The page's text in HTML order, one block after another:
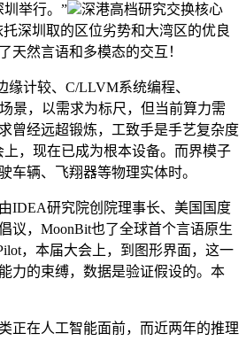
举行。”
深港高档研究交换核心
托深圳取的区位劣势和大湾区的优良
天然言语和多模态的交互！
计较、C/LLVM系统编程、
景，以需求为标尺，但当前算力需
曾经远超锻炼，工致手是手艺复杂度
，现在已成为根本设备。而界模子
车辆、飞翔器等物理实体时。
研究院创院理事长、美国国度
议，MoonBit也了全球首个言语原生
，本届大会上，到图形界面，这一
力的束缚，数据是验证假设的。本
在人工智能面前，而近两年的推理